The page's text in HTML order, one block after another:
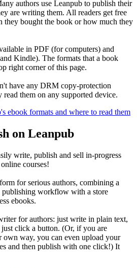
authors use Leanpub to publish their
are writing them. All readers get free
they bought the book or how much they
in PDF (for computers) and
Kindle). The formats that a book
right corner of this page.
have any DRM copy-protection
read them on any supported device.
ebook formats and where to read them
on Leanpub
write, publish and sell in-progress
courses!
for serious authors, combining a
publishing workflow with a store
ebooks.
for authors: just write in plain text,
click a button. (Or, if you are
way, you can even upload your
and then publish with one click!) It